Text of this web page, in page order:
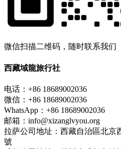
微信扫描二维码，随时联系我们
西藏域龍旅行社
电话：+86 18689002036
微信：+86 18689002036
WhatsApp：+86 18689002036
邮箱：info@xizanglvyou.org
拉萨公司地址：西藏自治區北京
號